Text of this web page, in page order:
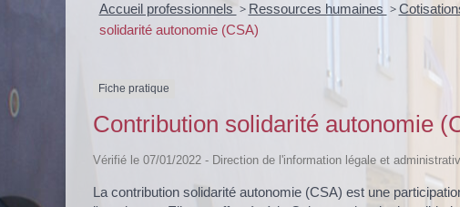
Accueil professionnels > Ressources humaines >
solidarité autonomie (CSA)
Fiche pratique
Contribution solidarité autonomie
Vérifié le 07/01/2022 - Direction de l'information légale et
La contribution solidarité autonomie (CSA) est une